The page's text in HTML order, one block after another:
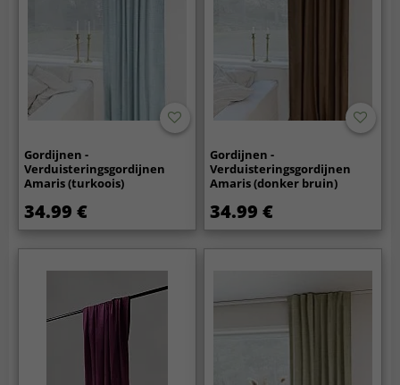
Gordijnen -
Verduisteringsgordijnen
Amaris (turkoois)
34.99 €
Gordijnen -
Verduisteringsgordijnen
Amaris (donker bruin)
34.99 €